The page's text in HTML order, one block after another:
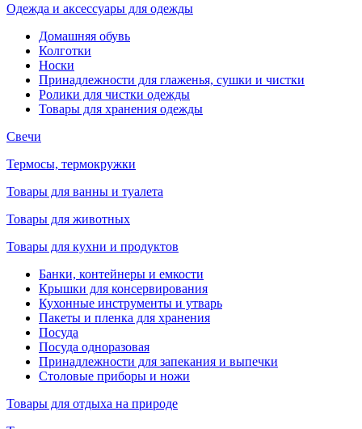
Одежда и аксессуары для одежды
Домашняя обувь
Колготки
Носки
Принадлежности для глаженья, сушки и чистки
Ролики для чистки одежды
Товары для хранения одежды
Свечи
Термосы, термокружки
Товары для ванны и туалета
Товары для животных
Товары для кухни и продуктов
Банки, контейнеры и емкости
Крышки для консервирования
Кухонные инструменты и утварь
Пакеты и пленка для хранения
Посуда
Посуда одноразовая
Принадлежности для запекания и выпечки
Столовые приборы и ножи
Товары для отдыха на природе